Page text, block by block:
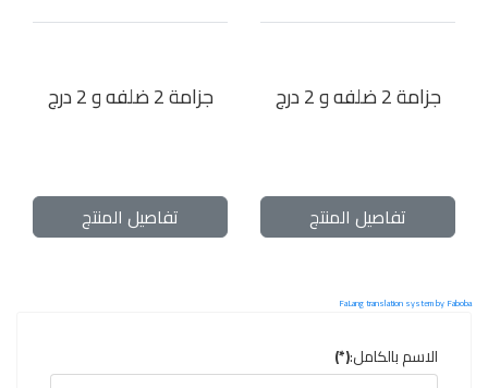
جزامة 2 ضلفه و 2 درج
تفاصيل المنتج
جزامة 2 ضلفه و 2 درج
تفاصيل المنتج
FaLang translation system by Faboba
الاسم بالكامل:(*)